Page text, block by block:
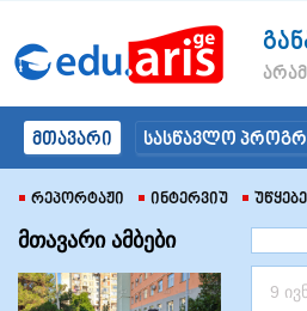
მთავარი სასწავლო
Რეპორტაჟი Ინტერვიუ
მთავარი ამბები
9